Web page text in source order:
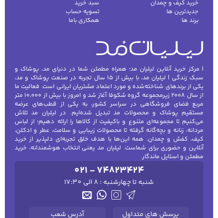
لیلیان مد با ارائه مجموعه‌ای کامل از شال و کلاه
بچگانه در طرح‌ها، رنگ‌ها و جنس‌های متنوع،
فراهم کرده است.
انواع شال و کلاه بچگانه بر اساس کاربرد
و جنس
شال و کلاه بچگانه بسته به سن، جنس و موقعیت
استفاده طراحی شده‌اند و هر مدل ویژگی‌های
خاص خود را دارد.
شال و کلاه زمستانی
این مدل‌ها با پارچه‌های ضخیم و گرم مانند پشم،
اکریلیک و ترکیبی از الیاف نرم تولید می‌شوند تا
کودک را در روزهای سرد محافظت کنند. طراحی
شال‌ها معمولاً بلند و نرم است تا به راحتی دور
خرید کیف و چمدان
جدیدترین ها
برند ها
سبد خرید
تسویه حساب
همکاری باما
| مرکز خرید آنلاین لیلیان مد؛ همراه مطمئن شما در دنیای مد، پوشاک و
سبک زندگی | لیلیان مد، با بیش از ۱۵ سال تجربه در صنعت پوشاک و مد،
یکی از برندهای شناخته‌شده و مورد اعتماد مشتریان ایرانی است. فعالیت ما
از سال ۲۰۰۸ زیرمجموعه گروه شکوفا آغاز شد و امروز با بیش از ۱۰٬۰۰۰ متر
مربع فضای فروشگاهی در سراسر کشور، به یکی از قطب‌های عرضه
مستقیم پوشاک و محصولات مد تبدیل شده‌ایم. در لیلیان مد تلاش
می‌کنیم تا مجموعه‌ای متنوع و باکیفیت از کالاها را ارائه دهیم؛ از لباس
مردانه، زنانه و بچه‌گانه گرفته تا محصولات زیبایی و سلامت، عطر و ادکلن،
کیف، کفش و چمدان. همه این‌ها با هدف خلق تجربه‌ای دلپذیر از خرید
آنلاین و حضوری برای شماست. لیلیان مد یعنی انتخاب هوشمندانه، خرید
مطمئن و استایل ماندگار.
021 - 74823424
شنبه تا چهارشنبه : 8 الی 17:30
پرسش های متداول آدرس شعب